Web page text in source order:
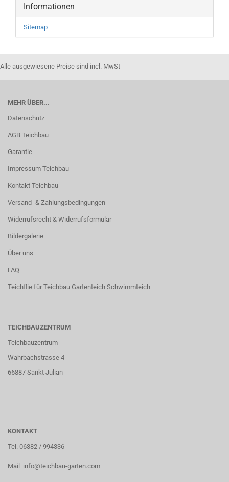
Informationen
Sitemap
Alle ausgewiesene Preise sind incl. MwSt
MEHR ÜBER...
Datenschutz
AGB Teichbau
Garantie
Impressum Teichbau
Kontakt Teichbau
Versand- & Zahlungsbedingungen
Widerrufsrecht & Widerrufsformular
Bildergalerie
Über uns
FAQ
Teichflie für Teichbau Gartenteich Schwimmteich
TEICHBAUZENTRUM
Teichbauzentrum
Wahrbachstrasse 4
66887 Sankt Julian
KONTAKT
Tel. 06382 / 994336
Mail info@teichbau-garten.com